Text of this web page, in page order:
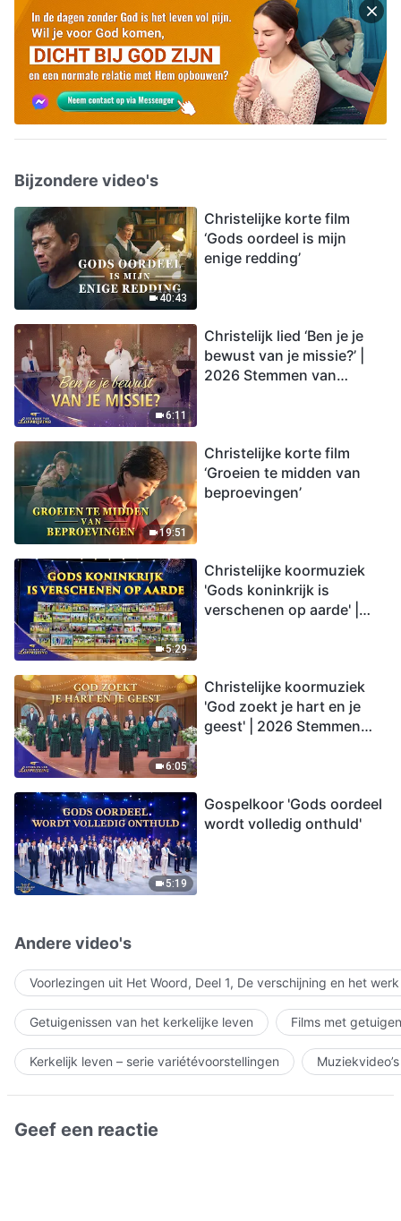
Bijzondere video's
40:43
Christelijke korte film
‘Gods oordeel is mijn
enige redding’
6:11
Christelijk lied ‘Ben je je
bewust van je missie?’ |
2026 Stemmen van
19:51
Christelijke korte film
‘Groeien te midden van
beproevingen’
5:29
Christelijke koormuziek
'Gods koninkrijk is
verschenen op aarde' |
6:05
Christelijke koormuziek
'God zoekt je hart en je
geest' | 2026 Stemmen
5:19
Gospelkoor 'Gods oordeel
wordt volledig onthuld'
Andere video's
Voorlezingen uit Het Woord, Deel 1, De verschijning en het
Getuigenissen van het kerkelijke leven Films met
Kerkelijk leven – serie variétévoorstellingen Muziekvideo’s
Geef een reactie